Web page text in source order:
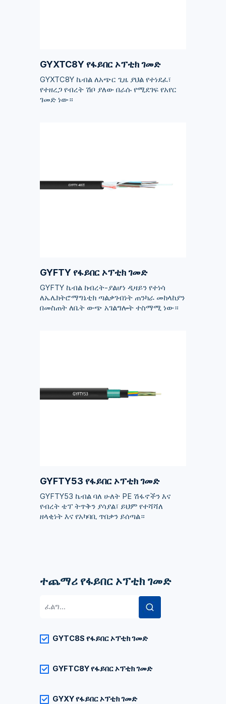
GYXTC8Y የፋይበር ኦፕቲክ ገመድ
GYXTC8Y ኬብል ለአጭር ጊዜ ያህል የተነደፈ፣
የተዘረጋ የብረት ሽቦ ያለው በራሱ የሚደገፍ የአየር
ገመድ ነው።
GYFTY የፋይበር ኦፕቲክ ገመድ
GYFTY ኬብል ከብረት-ያልሆነ ዲዛይን የተነሳ
ለኤሌክትሮማግኔቲክ ጣልቃገብነት ጠንካራ መከላከያን
በመስጠት ለቤት ውጭ አገልግሎት ተስማሚ ነው።
GYFTY53 የፋይበር ኦፕቲክ ገመድ
GYFTY53 ኬብል ባለ ሁለት PE ሽፋኖችን እና
የብረት ቴፕ ትጥቅን ያሳያል፣ ይህም የተሻሻለ
ዘላቂነት እና የአካባቢ ጥበቃን ይሰጣል።
ተጨማሪ የፋይበር ኦፕቲክ ገመድ
GYTC8S የፋይበር ኦፕቲክ ገመድ
GYFTC8Y የፋይበር ኦፕቲክ ገመድ
GYXY የፋይበር ኦፕቲክ ገመድ